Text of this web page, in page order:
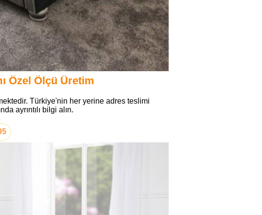
Özel Ölçü Üretim
Türkiye'nin her yerine adres teslimi
ayrıntılı bilgi alın.